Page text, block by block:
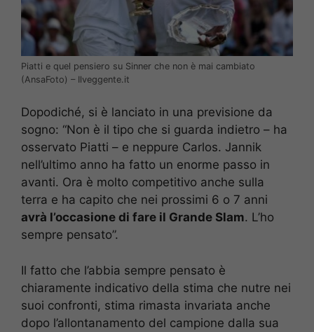
Piatti e quel pensiero su Sinner che non è mai cambiato
(AnsaFoto) – Ilveggente.it
Dopodiché, si è lanciato in una previsione da
sogno: “Non è il tipo che si guarda indietro – ha
osservato Piatti – e neppure Carlos. Jannik
nell’ultimo anno ha fatto un enorme passo in
avanti. Ora è molto competitivo anche sulla
terra e ha capito che nei prossimi 6 o 7 anni
avrà l’occasione di fare il Grande Slam. L’ho
sempre pensato”.
Il fatto che l’abbia sempre pensato è
chiaramente indicativo della stima che nutre nei
suoi confronti, stima rimasta invariata anche
dopo l’allontanamento del campione dalla sua